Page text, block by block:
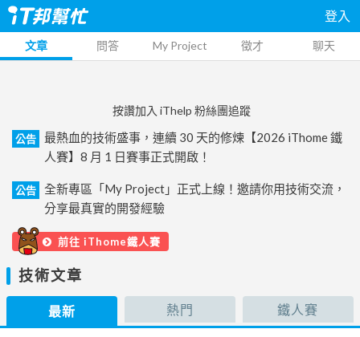
登入
文章 問答 My Project 徵才 聊天
按讚加入 iThelp 粉絲團追蹤
公告
最熱血的技術盛事，連續 30 天的修煉【2026 iThome 鐵
人賽】8 月 1 日賽事正式開啟！
公告
全新專區「My Project」正式上線！邀請你用技術交流，
分享最真實的開發經驗
前往 iThome鐵人賽
技術文章
最新 熱門 鐵人賽